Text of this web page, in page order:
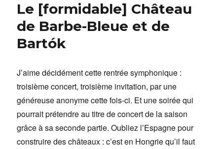
Le [formidable] Château
de Barbe-Bleue et de
Bartók
J’aime décidément cette rentrée symphonique :
troisième concert, troisième invitation, par une
généreuse anonyme cette fois-ci. Et une soirée qui
pourrait prétendre au titre de concert de la saison
grâce à sa seconde partie. Oubliez l’Espagne pour
construire des châteaux : c’est en Hongrie qu’il faut